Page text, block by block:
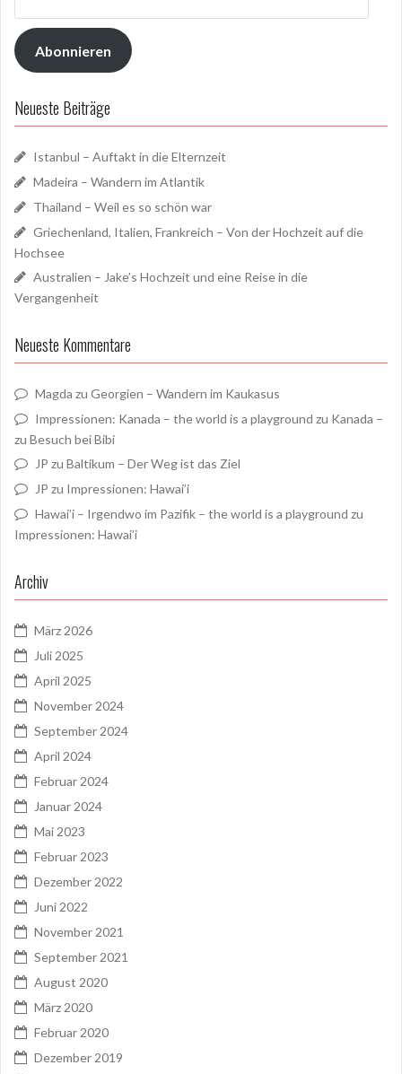
Adresse
Abonnieren
Neueste Beiträge
Istanbul – Auftakt in die Elternzeit
Madeira – Wandern im Atlantik
Thailand – Weil es so schön war
Griechenland, Italien, Frankreich – Von der Hochzeit auf die
Hochsee
Australien – Jake’s Hochzeit und eine Reise in die
Vergangenheit
Neueste Kommentare
Magda zu Georgien – Wandern im Kaukasus
Impressionen: Kanada – the world is a playground zu Kanada –
zu Besuch bei Bibi
JP zu Baltikum – Der Weg ist das Ziel
JP zu Impressionen: Hawai’i
Hawai’i – Irgendwo im Pazifik – the world is a playground zu
Impressionen: Hawai’i
Archiv
März 2026
Juli 2025
April 2025
November 2024
September 2024
April 2024
Februar 2024
Januar 2024
Mai 2023
Februar 2023
Dezember 2022
Juni 2022
November 2021
September 2021
August 2020
März 2020
Februar 2020
Dezember 2019